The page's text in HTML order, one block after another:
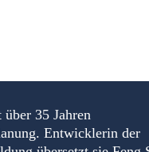
35 Jahren
Entwicklerin der